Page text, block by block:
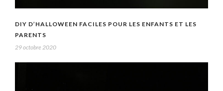
DIY D’HALLOWEEN FACILES POUR LES ENFANTS ET LES
PARENTS
29 octobre 2020